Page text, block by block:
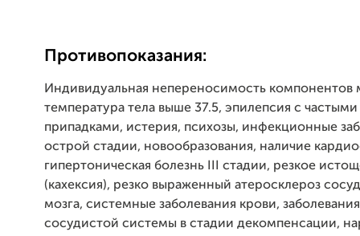
Противопоказания:
Индивидуальная непереносимость компонентов
температура тела выше 37.5, эпилепсия с
припадками, истерия, психозы, инфекционные
острой стадии, новообразования, наличие
гипертоническая болезнь III стадии, резкое
(кахексия), резко выраженный атеросклероз
мозга, системные заболевания крови,
сосудистой системы в стадии декомпенсации,